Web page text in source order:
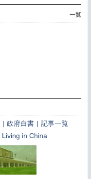
一覧
| 政府白書 | 記事一覧
Living in China